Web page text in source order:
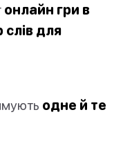
онлайн гри в
слів для
одне й те